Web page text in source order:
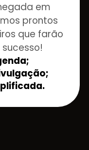
em
prontos
que farão